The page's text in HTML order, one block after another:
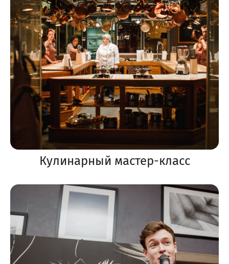
Кулинарный мастер-класс